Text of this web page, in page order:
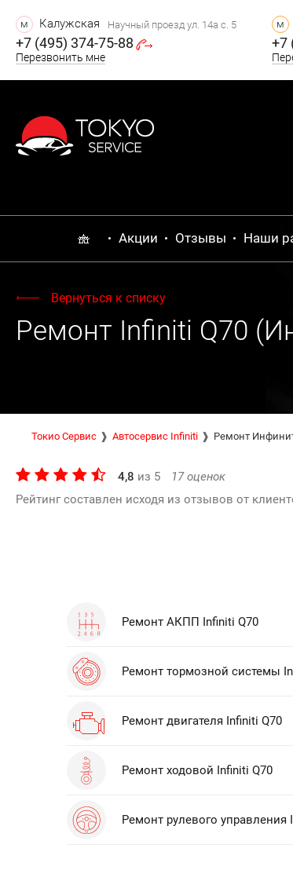
м Калужская Научный проезд ул. 14а с. 5
+7 (495) 374-75-88
Перезвонить мне
м
+7
Акции Отзывы Наши
Вернуться к списку
Ремонт Infiniti Q70
Токио Сервис Автосервис Infiniti Ремонт
4,8 из 5 17оценок
Рейтинг составлен исходя из отзывов от
Ремонт АКПП Infiniti Q70
Ремонт тормозной системы
Ремонт двигателя Infiniti Q70
Ремонт ходовой Infiniti Q70
Ремонт рулевого управления